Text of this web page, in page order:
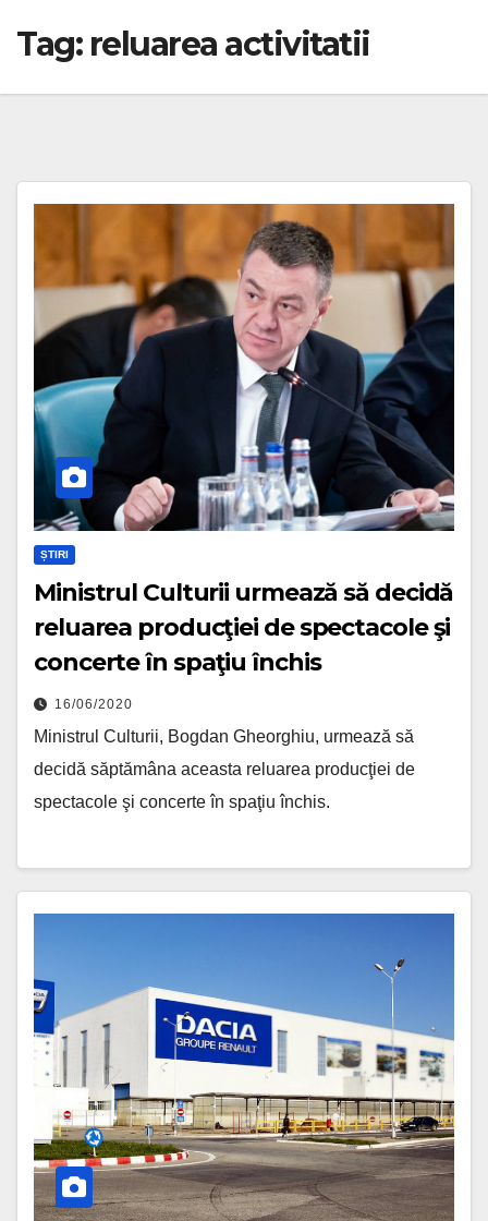
Tag: reluarea activitatii
ȘTIRI
Ministrul Culturii urmează să decidă
reluarea producţiei de spectacole şi
concerte în spaţiu închis
16/06/2020
Ministrul Culturii, Bogdan Gheorghiu, urmează să
decidă săptămâna aceasta reluarea producţiei de
spectacole şi concerte în spaţiu închis.